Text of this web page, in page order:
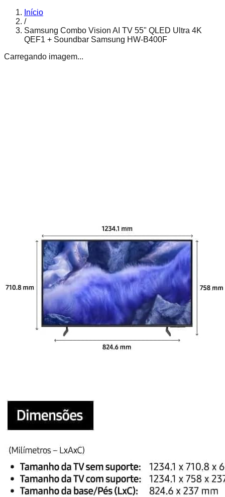
Início
/
Samsung Combo Vision AI TV 55" QLED Ultra 4K
QEF1 + Soundbar Samsung HW-B400F
Carregando imagem...